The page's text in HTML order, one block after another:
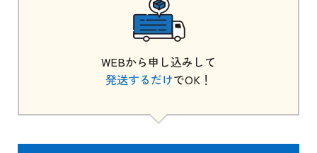
WEBから申し込みして
発送するだけでOK！